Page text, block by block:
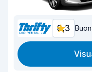
8,3